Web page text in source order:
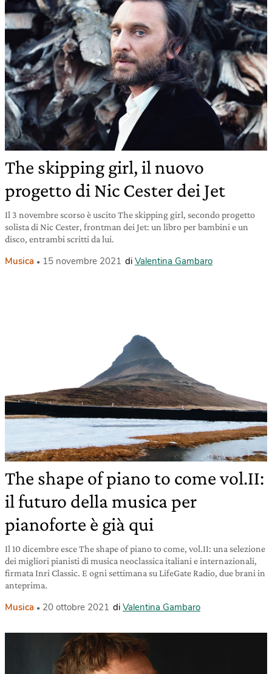
The skipping girl, il nuovo
progetto di Nic Cester dei Jet
Il 3 novembre scorso è uscito The skipping girl, secondo progetto
solista di Nic Cester, frontman dei Jet: un libro per bambini e un
disco, entrambi scritti da lui.
Musica 15 novembre 2021 di Valentina Gambaro
The shape of piano to come vol.II:
il futuro della musica per
pianoforte è già qui
Il 10 dicembre esce The shape of piano to come, vol.II: una selezione
dei migliori pianisti di musica neoclassica italiani e internazionali,
firmata Inri Classic. E ogni settimana su LifeGate Radio, due brani in
anteprima.
Musica 20 ottobre 2021 di Valentina Gambaro